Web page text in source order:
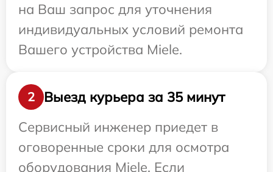
на Ваш запрос для уточнения
индивидуальных условий ремонта
Вашего устройства Miele.
2
Выезд курьера за 35 минут
Сервисный инженер приедет в
оговоренные сроки для осмотра
оборудования Miele. Если